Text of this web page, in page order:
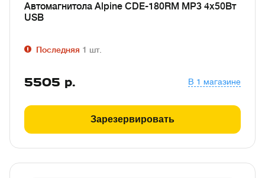
Автомагнитола Alpine CDE-180RM MP3 4х50Вт
USB
Последняя 1 шт.
5505 р. В 1 магазине
Зарезервировать